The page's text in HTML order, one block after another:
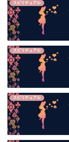
スピリチュアル
スピリチュアル
スピリチュアル